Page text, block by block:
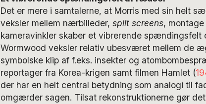
Det er mere i samtalerne, at Morris med sin helt
veksler mellem nærbilleder, split screens,
kameravinkler skaber et vibrerende
Wormwood veksler relativ ubesværet mellem de
symbolske klip af f.eks. insekter og
reportager fra Korea-krigen samt filmen Hamlet (
der har en helt central betydning som analogi til
omgærder sagen. Tilsat rekonstruktionerne gør